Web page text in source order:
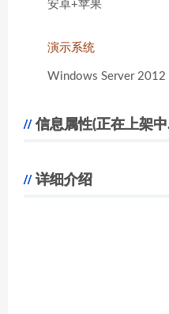
安卓+苹果
演示系统
Windows Server 2012
信息属性(正在上架
详细介绍